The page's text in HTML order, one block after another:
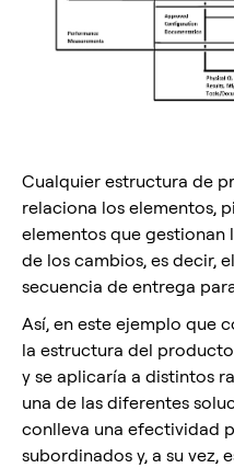
Cualquier estructura de
relaciona los elementos,
elementos que
de los cambios, es decir,
secuencia de entrega
Así, en este ejemplo que
la estructura del
y se aplicaría a distintos
una de las diferentes
conlleva una efectividad
subordinados y, a su vez,